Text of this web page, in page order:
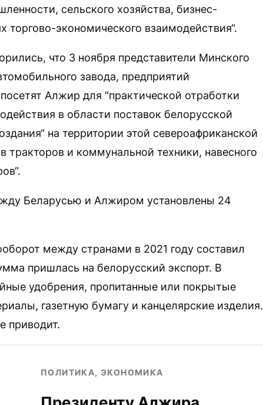
сельского хозяйства, бизнес-
торгово-экономического взаимодействия“.
что 3 ноября представители Минского
завода, предприятий
Алжир для “практической отработки
в области поставок белорусской
на территории этой североафриканской
тракторов и коммунальной техники, навесного
Беларусью и Алжиром установлены 24
между странами в 2021 году составил
пришлась на белорусский экспорт. В
удобрения, пропитанные или покрытые
газетную бумагу и канцелярские изделия.
приводит.
ПОЛИТИКА, ЭКОНОМИКА